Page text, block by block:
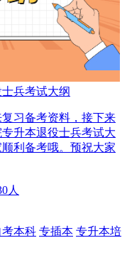
兵考试大纲
习备考资料，接下来
升本退役士兵考试大
利备考哦。预祝大家
人
考本科 专插本 专升本培